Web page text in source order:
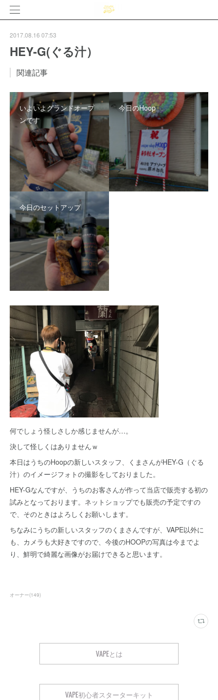
2017.08.16 07:53
HEY-G(ぐる汁）
関連記事
いよいよグランドオープ
ンです
今日のHoop
今日のセットアップ
何でしょう怪しさしか感じませんが…。
決して怪しくはありませんｗ
本日はうちのHoopの新しいスタッフ、くまさんがHEY-G（ぐる
汁）のイメージフォトの撮影をしておりました。
HEY-Gなんですが、うちのお客さんが作って当店で販売する初の
試みとなっております。ネットショップでも販売の予定ですの
で、そのときはよろしくお願いします。
ちなみにうちの新しいスタッフのくまさんですが、VAPE以外に
も、カメラも大好きですので、今後のHOOPの写真は今までよ
り、鮮明で綺麗な画像がお届けできると思います。
オーナー(149)
VAPEとは
VAPE初心者スターターキット